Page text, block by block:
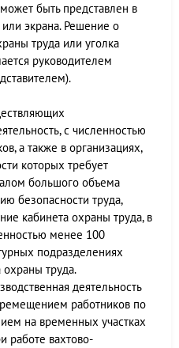
быть представлен в
экрана. Решение о
труда или уголка
руководителем
с численностью
а также в организациях,
которых требует
большого объема
безопасности труда,
кабинета охраны труда, в
менее 100
подразделениях
охраны труда.
деятельность
работников по
на временных участках
работе вахтово-